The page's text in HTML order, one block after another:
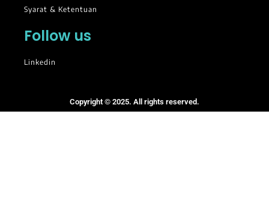
Syarat & Ketentuan
Follow us
Linkedin
Copyright © 2025. All rights reserved.